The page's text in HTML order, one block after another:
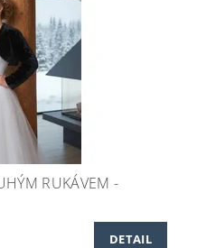
RUKÁVEM -
DETAIL